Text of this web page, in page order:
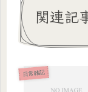
関連記
日常雑記